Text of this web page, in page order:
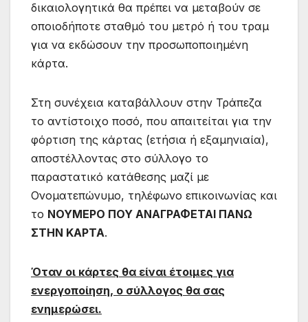
δικαιολογητικά θα πρέπει να μεταβούν σε
οποιοδήποτε σταθμό του μετρό ή του τραμ
για να εκδώσουν την προσωποποιημένη
κάρτα.
Στη συνέχεια καταβάλλουν στην Τράπεζα
το αντίστοιχο ποσό, που απαιτείται για την
φόρτιση της κάρτας (ετήσια ή εξαμηνιαία),
αποστέλλοντας στο σύλλογο το
παραστατικό κατάθεσης μαζί με
Ονοματεπώνυμο, τηλέφωνο επικοινωνίας και
το ΝΟΥΜΕΡΟ ΠΟΥ ΑΝΑΓΡΑΦΕΤΑΙ ΠΑΝΩ
ΣΤΗΝ ΚΑΡΤΑ.
Όταν οι κάρτες θα είναι έτοιμες για
ενεργοποίηση, ο σύλλογος θα σας
ενημερώσει.